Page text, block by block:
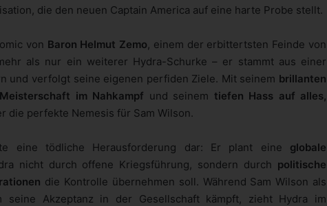
die den neuen Captain America auf eine harte Probe stellt.
von Baron Helmut Zemo , einem der erbittertsten Feinde von
als nur ein weiterer Hydra-Schurke – er stammt aus einer
und verfolgt seine eigenen perfiden Ziele. Mit seinem brillanten
Meisterschaft im Nahkampf und seinem tiefen Hass auf alles,
die perfekte Nemesis für Sam Wilson.
eine tödliche Herausforderung dar: Er plant eine globale
nicht durch offene Kriegsführung, sondern durch politische
die Kontrolle übernehmen soll. Während Sam Wilson als
seine Akzeptanz in der Gesellschaft kämpft, zieht Hydra im